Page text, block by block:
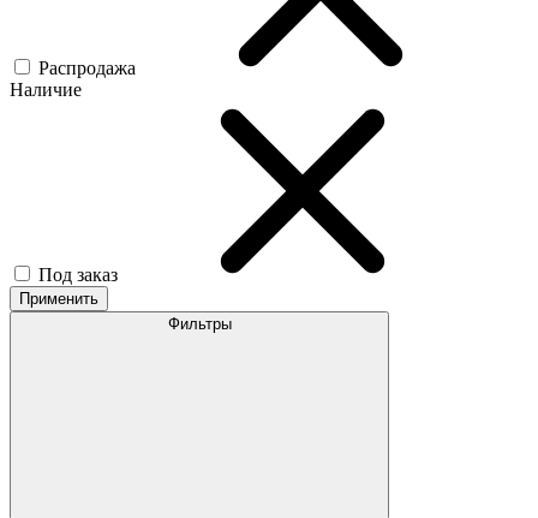
Распродажа
Наличие
Под заказ
Применить
Фильтры